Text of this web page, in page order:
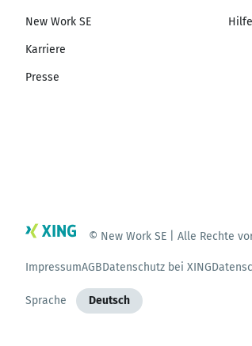
New Work SE
Karriere
Presse
© New Work SE | Alle Rechte
ImpressumAGBDatenschutz bei XING
Sprache Deutsch